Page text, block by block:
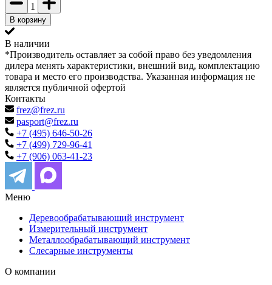
1
В корзину
В наличии
*Производитель оставляет за собой право без уведомления
дилера менять характеристики, внешний вид, комплектацию
товара и место его производства. Указанная информация не
является публичной офертой
Контакты
frez@frez.ru
pasport@frez.ru
+7 (495) 646-50-26
+7 (499) 729-96-41
+7 (906) 063-41-23
Меню
Деревообрабатывающий инструмент
Измерительный инструмент
Металлообрабатывающий инструмент
Слесарные инструменты
О компании